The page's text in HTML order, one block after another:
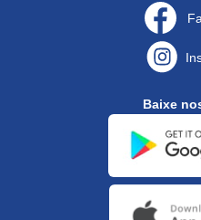
Baixe